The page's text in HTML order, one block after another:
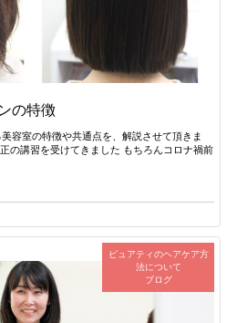
の特徴
容室の特徴や共通点を、解説させて頂きま
の講習を受けてきました もちろんコロナ禍前
ピュアティのヘアケア方
法について
ブログ